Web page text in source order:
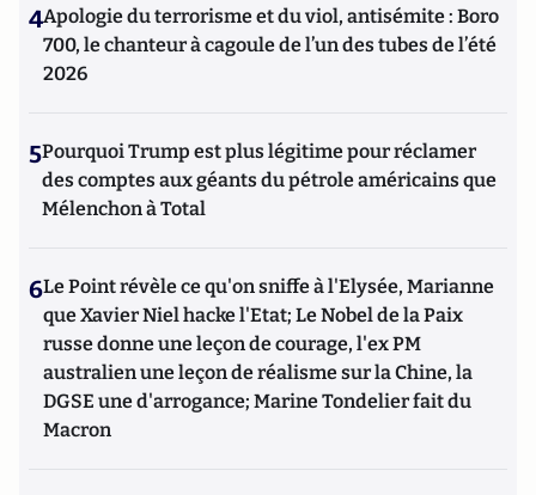
4Apologie du terrorisme et du viol, antisémite : Boro
700, le chanteur à cagoule de l’un des tubes de l’été
2026
5Pourquoi Trump est plus légitime pour réclamer
des comptes aux géants du pétrole américains que
Mélenchon à Total
6Le Point révèle ce qu'on sniffe à l'Elysée, Marianne
que Xavier Niel hacke l'Etat; Le Nobel de la Paix
russe donne une leçon de courage, l'ex PM
australien une leçon de réalisme sur la Chine, la
DGSE une d'arrogance; Marine Tondelier fait du
Macron